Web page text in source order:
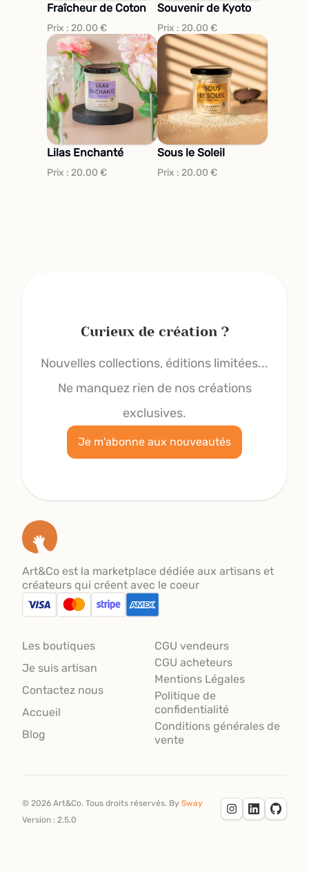
Fraîcheur de Coton
Prix : 20.00 €
Souvenir de Kyoto
Prix : 20.00 €
Lilas Enchanté
Prix : 20.00 €
Sous le Soleil
Prix : 20.00 €
Curieux de création ?
Nouvelles collections, éditions limitées...
Ne manquez rien de nos créations
exclusives.
Je m'abonne aux nouveautés
Art&Co est la marketplace dédiée aux artisans et
créateurs qui créent avec le coeur
Les boutiques
Je suis artisan
Contactez nous
Accueil
Blog
CGU vendeurs
CGU acheteurs
Mentions Légales
Politique de
confidentialité
Conditions générales de
vente
© 2026 Art&Co. Tous droits réservés. By Sway
Version : 2.5.0